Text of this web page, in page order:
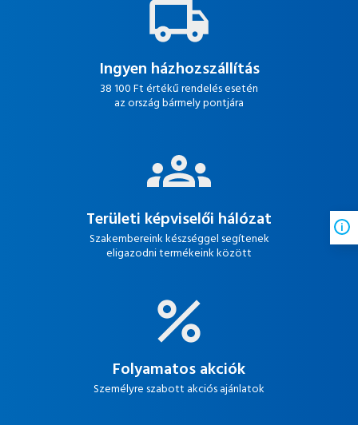
Ingyen házhozszállítás
38 100 Ft értékű rendelés esetén
az ország bármely pontjára
Területi képviselői hálózat
Szakembereink készséggel segítenek
eligazodni termékeink között
Folyamatos akciók
Személyre szabott akciós ajánlatok